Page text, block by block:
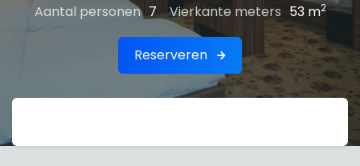
Aantal personen 7 Vierkante meters 53 m2
Reserveren